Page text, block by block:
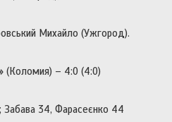
Михайло (Ужгород).
(Коломия) – 4:0 (4:0)
Забава 34, Фарасеєнко 44